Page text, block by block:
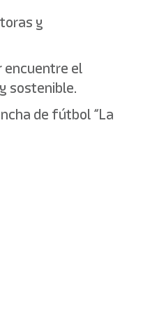
y
encuentre el
sostenible.
de fútbol “La